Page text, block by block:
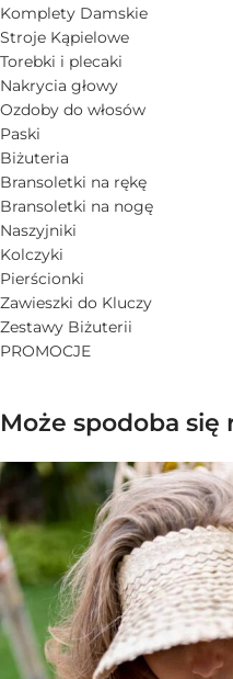
Komplety Damskie
Stroje Kąpielowe
Torebki i plecaki
Nakrycia głowy
Ozdoby do włosów
Paski
Biżuteria
Bransoletki na rękę
Bransoletki na nogę
Naszyjniki
Kolczyki
Pierścionki
Zawieszki do Kluczy
Zestawy Biżuterii
PROMOCJE
Może spodoba się